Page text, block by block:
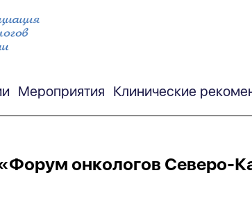
Мероприятия Клинические
онкологов Северо-